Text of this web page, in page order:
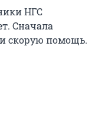
НГС
Сначала
скорую помощь.